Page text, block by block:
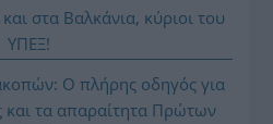
στα Βαλκάνια, κύριοι του
ΥΠΕΞ!
Ο πλήρης οδηγός για
και τα απαραίτητα Πρώτων